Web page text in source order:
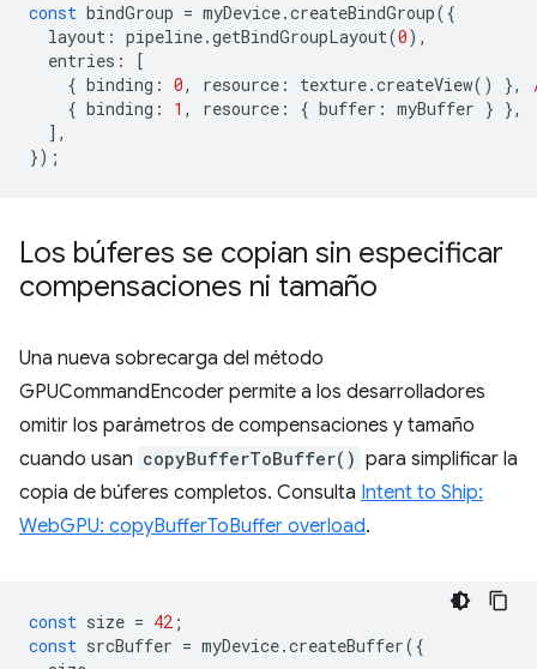
const bindGroup = myDevice.createBindGroup({
layout : pipeline.getBindGroupLayout(0),
entries :
[
{ binding : 0, resource : texture.createView() },
{ binding : 1 , resource : { buffer : myBuffer } },
],
});
Los búferes se copian sin especificar
compensaciones ni tamaño
Una nueva sobrecarga del método
GPUCommandEncoder permite a los desarrolladores
omitir los parámetros de compensaciones y tamaño
cuando usan copyBufferToBuffer() para simplificar la
copia de búferes completos. Consulta Intent to Ship:
WebGPU: copyBufferToBuffer overload.
const size = 42 ;
const srcBuffer = myDevice.createBuffer({